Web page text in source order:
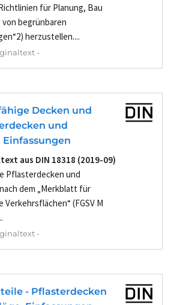
für Planung, Bau
begrünbaren
herzustellen....
-
Decken und
und
aus DIN 18318 (2019-09)
Pflasterdecken und
dem „Merkblatt für
(FGSV M
-
- Pflasterdecken